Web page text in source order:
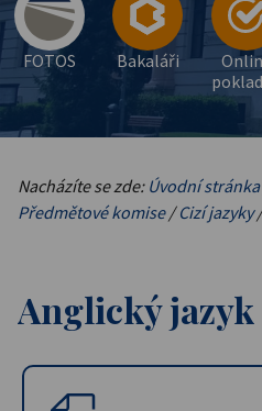
FOTOS Bakaláři
Nacházíte se zde: Úvodní stránka
Předmětové komise/Cizí jazyky
Anglický jazyk